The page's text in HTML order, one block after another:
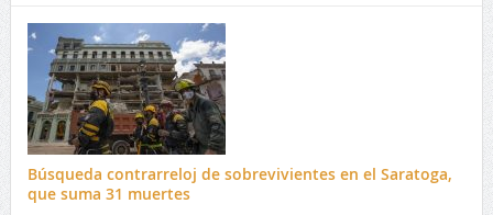
Búsqueda contrarreloj de sobrevivientes en el Saratoga,
que suma 31 muertes